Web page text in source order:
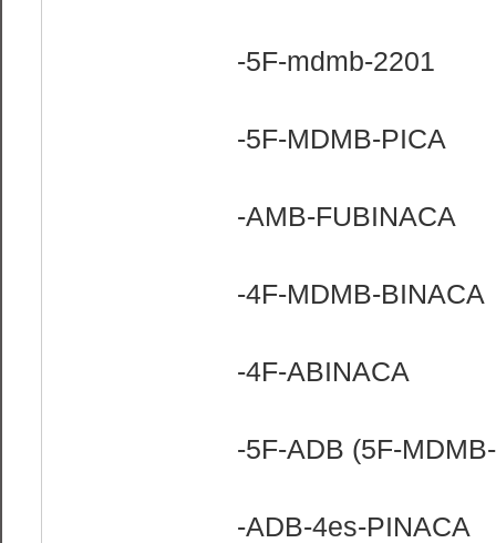
-5F-mdmb-2201
-5F-MDMB-PICA
-AMB-FUBINACA
-4F-MDMB-BINACA
-4F-ABINACA
-5F-ADB (5F-
-ADB-4es-PINACA